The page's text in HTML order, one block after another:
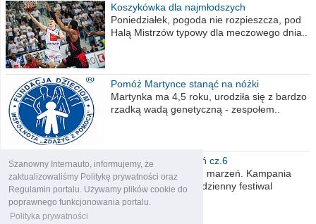
Szanowny Internauto, informujemy, że
zaktualizowaliśmy Politykę prywatności oraz
Regulamin portalu. Używamy plików cookie do
poprawnego funkcjonowania portalu.
Polityka prywatności
Koszykówka dla najmłodszych
Poniedziałek, pogoda nie rozpieszcza, pod
Halą Mistrzów typowy dla meczowego dnia..
Pomóż Martynce stanąć na nóżki
Martynka ma 4,5 roku, urodziła się z bardzo
rzadką wadą genetyczną - zespołem..
Polska moich marzeń cz.6
Nadszedł kres moich marzeń. Kampania
wyborcza czyli niecodzienny festiwal
obietnic,..